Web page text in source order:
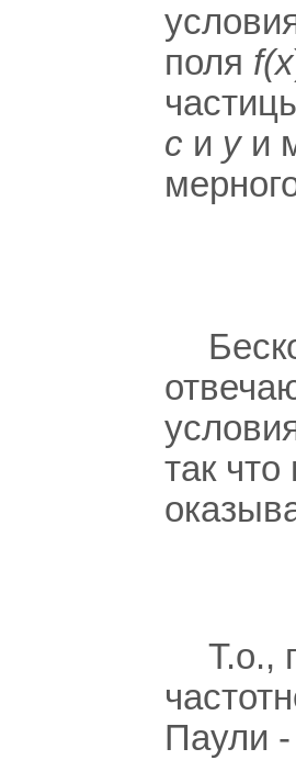
поля f(x
c и уи
так
Т.о.,
Паули